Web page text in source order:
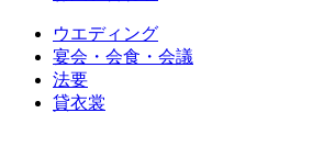
ウエディング
宴会・会食・会議
法要
貸衣裳